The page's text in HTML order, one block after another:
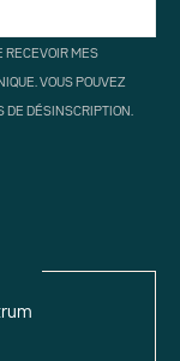
RECEVOIR MES
VOUS POUVEZ
DE DÉSINSCRIPTION.